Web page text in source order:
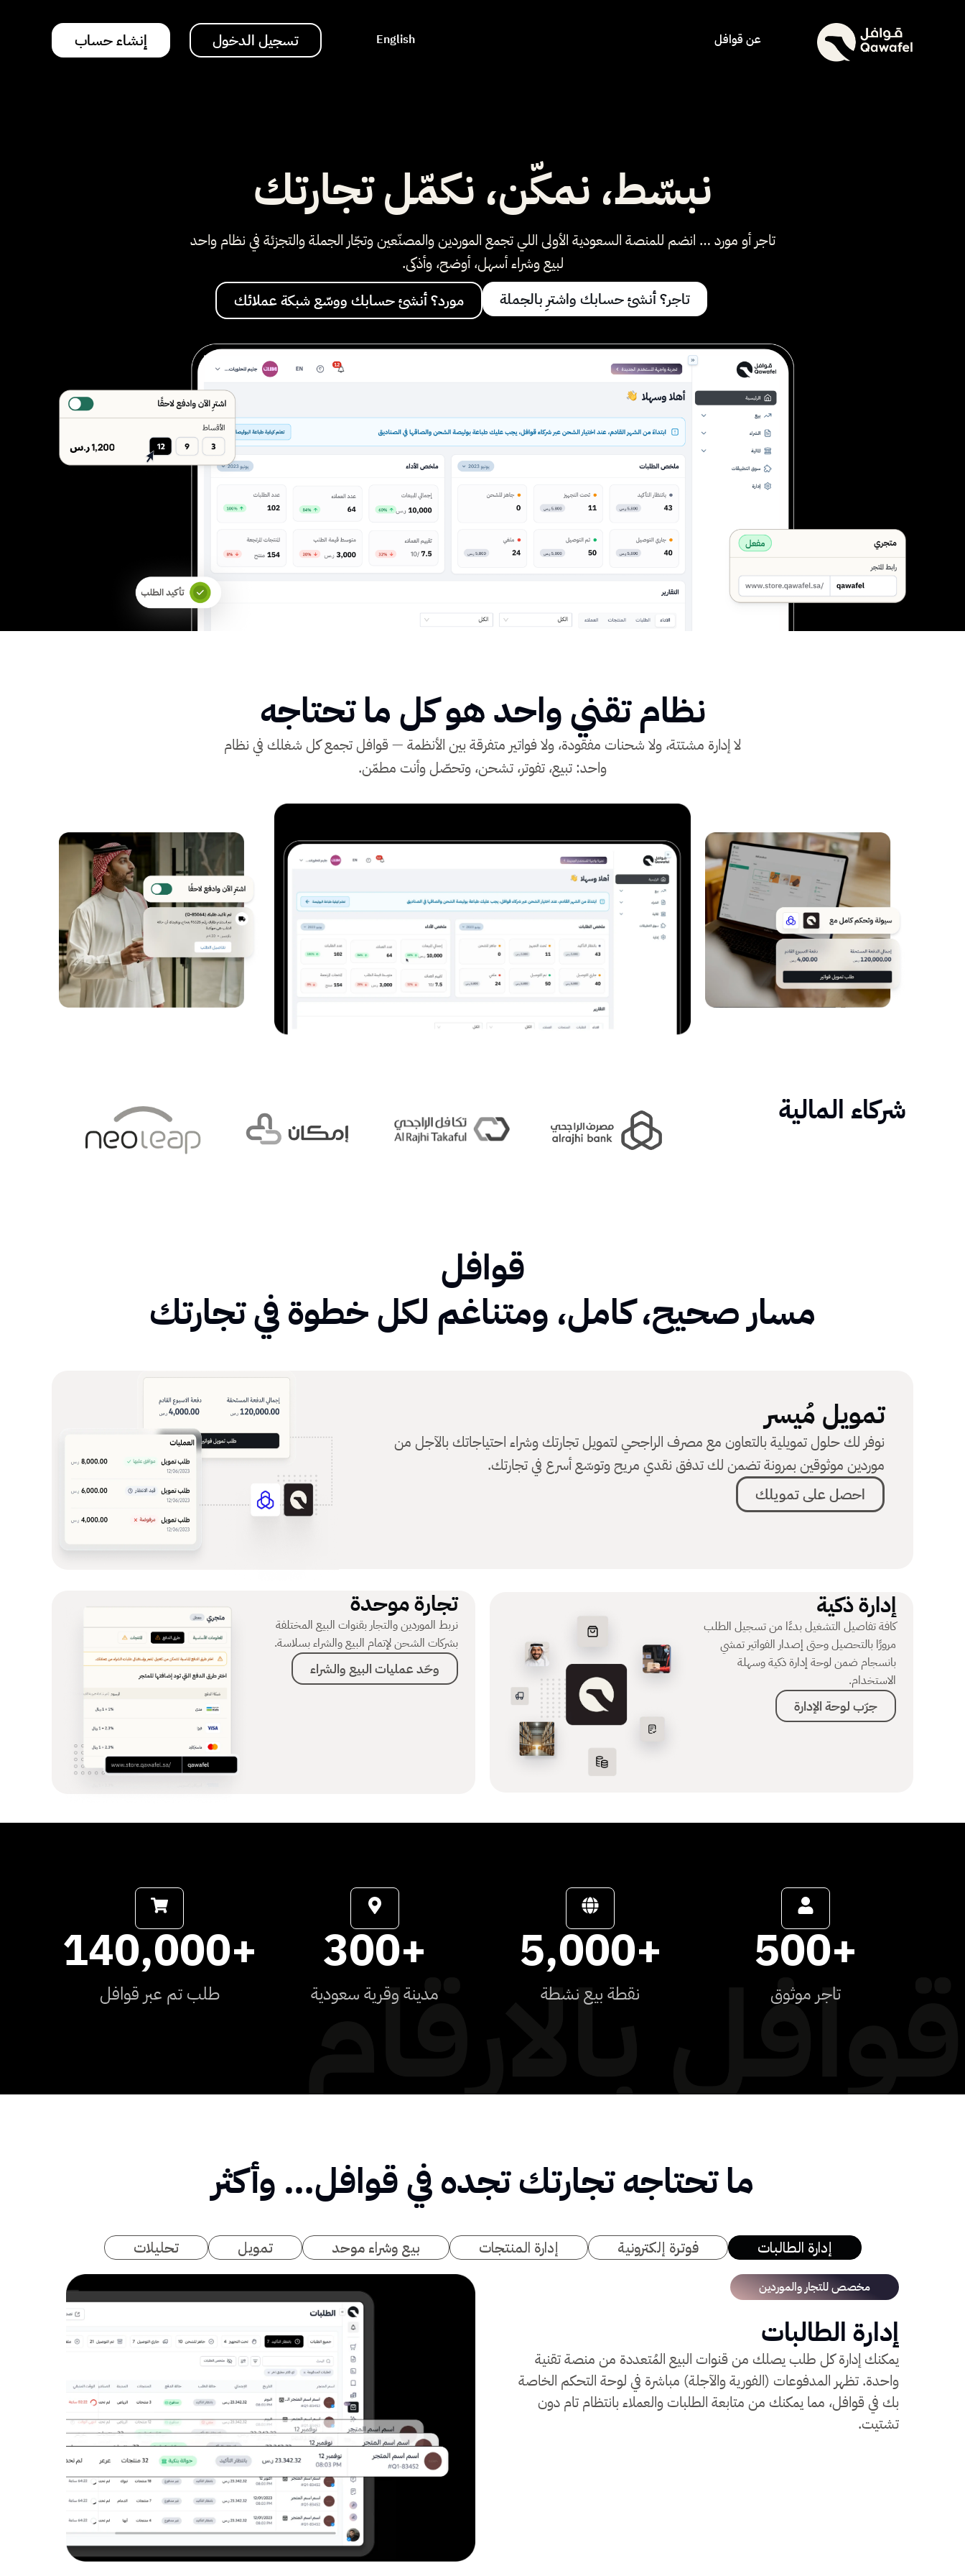
عن قوافل English تسجيل الدخول إنشاء حساب
نبسّط، نمكّن، نكمّل تجارتك
تاجر أو مورد … انضم للمنصة السعودية الأولى اللي تجمع الموردين والمصنّعين وتجّار الجملة والتجزئة في نظام واحد
لبيع وشراء أسهل، أوضح، وأذكى.
تاجر؟ أنشئ حسابك واشترِ بالجملة
مورد؟ أنشئ حسابك ووسّع شبكة عملائك
نظام تقني واحد هو كل ما تحتاجه
لا إدارة مشتتة، ولا شحنات مفقودة، ولا فواتير متفرقة بين الأنظمة — قوافل تجمع كل شغلك في نظام
واحد: تبيع، تفوتر، تشحن، وتحصّل وأنت مطمّن.
شركاء المالية
قوافل
مسار صحيح، كامل، ومتناغم لكل خطوة في تجارتك
تمويل مُيسر
نوفر لك حلول تمويلية بالتعاون مع مصرف الراجحي لتمويل تجارتك وشراء احتياجاتك بالآجل من
موردين موثوقين بمرونة تضمن لك تدفق نقدي مريح وتوسّع أسرع في تجارتك.
احصل على تمويلك
إدارة ذكية
كافة تفاصيل التشغيل بدءًا من تسجيل الطلب
مرورًا بالتحصيل وحتى إصدار الفواتير تمشي
بانسجام ضمن لوحة إدارة ذكية وسهلة
الاستخدام.
جرّب لوحة الإدارة
تجارة موحدة
نربط الموردين والتجار بقنوات البيع المختلفة
بشركات الشحن لإتمام البيع والشراء بسلاسة.
وحّد عمليات البيع والشراء
تاجر موثوق
+
500
نقطة بيع نشطة
+
5,000
مدينة وقرية سعودية
+
300
طلب تم عبر قوافل
+
140,000
ما تحتاجه تجارتك تجده في قوافل… وأكثر
إدارة الطالبات فوترة إلكترونية إدارة المنتجات بيع وشراء موحد تمويل تحليلات
مخصص للتجار والموردين
إدارة الطالبات
يمكنك إدارة كل طلب يصلك من قنوات البيع المُتعددة من منصة تقنية
واحدة. تظهر المدفوعات (الفورية والآجلة) مباشرة في لوحة التحكم الخاصة
بك في قوافل، مما يمكنك من متابعة الطلبات والعملاء بانتظام تام دون
تشتيت.